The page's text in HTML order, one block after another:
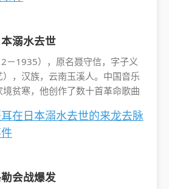
溺水去世
－1935），原名聂守信，字子义
），汉族，云南玉溪人。中国音乐
境贫寒，他创作了数十首革命歌曲
在日本溺水去世的来龙去脉
会战爆发